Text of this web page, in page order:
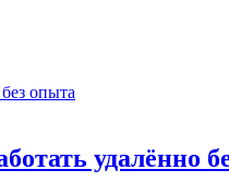
удалённо